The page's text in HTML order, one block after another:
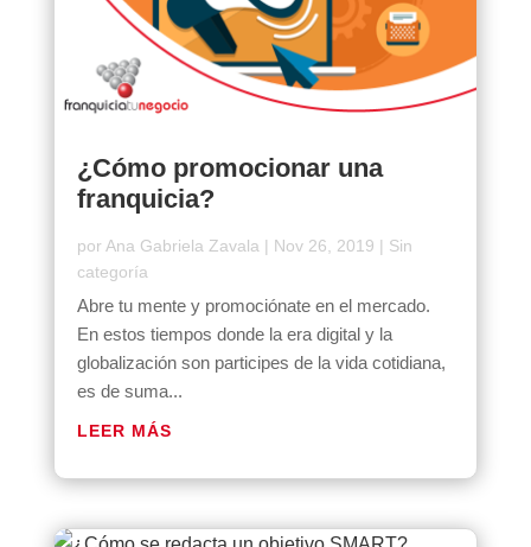
¿Cómo promocionar una
franquicia?
por Ana Gabriela Zavala | Nov 26, 2019 | Sin
categoría
Abre tu mente y promociónate en el mercado.
En estos tiempos donde la era digital y la
globalización son participes de la vida cotidiana,
es de suma...
LEER MÁS